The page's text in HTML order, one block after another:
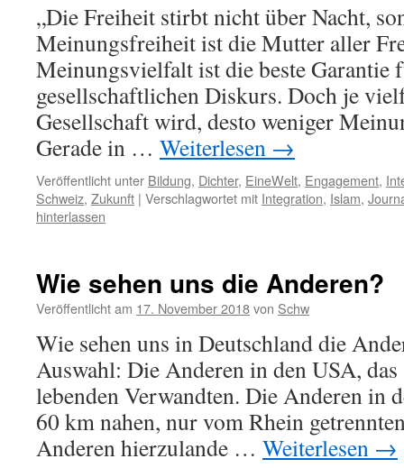
„Die Freiheit stirbt nicht über Nacht,
Meinungsfreiheit ist die Mutter aller
Meinungsvielfalt ist die beste Garantie
gesellschaftlichen Diskurs. Doch je
Gesellschaft wird, desto weniger
Gerade in … Weiterlesen →
Veröffentlicht unter Bildung, Dichter, EineWelt, Engagement,
Schweiz, Zukunft | Verschlagwortet mit Integration, Islam,
hinterlassen
Wie sehen uns die Anderen?
Veröffentlicht am 17. November 2018von Schw
Wie sehen uns in Deutschland die
Auswahl: Die Anderen in den USA,
lebenden Verwandten. Die Anderen in
60 km nahen, nur vom Rhein
Anderen hierzulande … Weiterlesen →